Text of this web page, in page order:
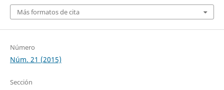
Más formatos de cita
Número
Núm. 21 (2015)
Sección